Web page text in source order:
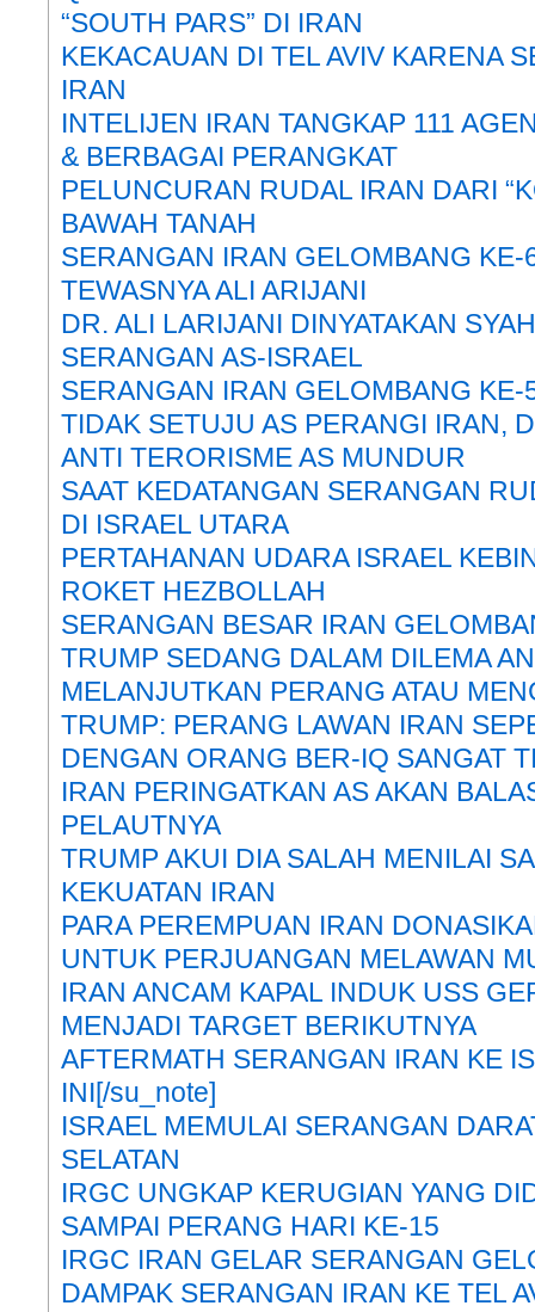
“SOUTH PARS” DI IRAN
KEKACAUAN DI TEL AVIV KARENA
IRAN
INTELIJEN IRAN TANGKAP 111
& BERBAGAI PERANGKAT
PELUNCURAN RUDAL IRAN DARI
BAWAH TANAH
SERANGAN IRAN GELOMBANG KE-
TEWASNYA ALI ARIJANI
DR. ALI LARIJANI DINYATAKAN
SERANGAN AS-ISRAEL
SERANGAN IRAN GELOMBANG KE-
TIDAK SETUJU AS PERANGI IRAN,
ANTI TERORISME AS MUNDUR
SAAT KEDATANGAN SERANGAN
DI ISRAEL UTARA
PERTAHANAN UDARA ISRAEL
ROKET HEZBOLLAH
SERANGAN BESAR IRAN
TRUMP SEDANG DALAM DILEMA
MELANJUTKAN PERANG ATAU
TRUMP: PERANG LAWAN IRAN
DENGAN ORANG BER-IQ SANGAT
IRAN PERINGATKAN AS AKAN
PELAUTNYA
TRUMP AKUI DIA SALAH MENILAI
KEKUATAN IRAN
PARA PEREMPUAN IRAN
UNTUK PERJUANGAN MELAWAN
IRAN ANCAM KAPAL INDUK USS
MENJADI TARGET BERIKUTNYA
AFTERMATH SERANGAN IRAN KE
INI[/su_note]
ISRAEL MEMULAI SERANGAN
SELATAN
IRGC UNGKAP KERUGIAN YANG
SAMPAI PERANG HARI KE-15
IRGC IRAN GELAR SERANGAN
DAMPAK SERANGAN IRAN KE TEL